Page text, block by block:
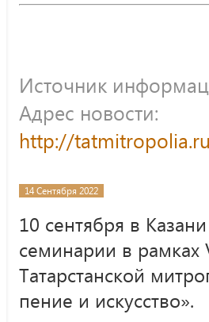
Источник
Адрес новости:
http://
14 Сентября 2022
10 сентября в
семинарии в рамках
Татарстанской
пение и искусство».